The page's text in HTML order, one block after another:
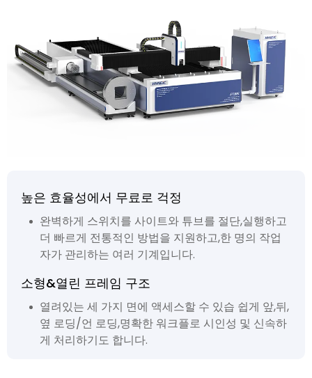
높은 효율성에서 무료로 걱정
완벽하게 스위치를 사이트와 튜브를 절단,실행하고
더 빠르게 전통적인 방법을 지원하고,한 명의 작업
자가 관리하는 여러 기계입니다.
소형&열린 프레임 구조
열려있는 세 가지 면에 액세스할 수 있습 쉽게 앞,뒤,
옆 로딩/언 로딩,명확한 워크플로 시인성 및 신속하
게 처리하기도 합니다.